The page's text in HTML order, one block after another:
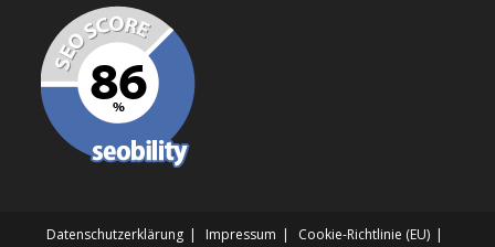
tab new
tab
a
new
tab
Datenschutzerklärung Impressum
Cookie-Richtlinie (EU)